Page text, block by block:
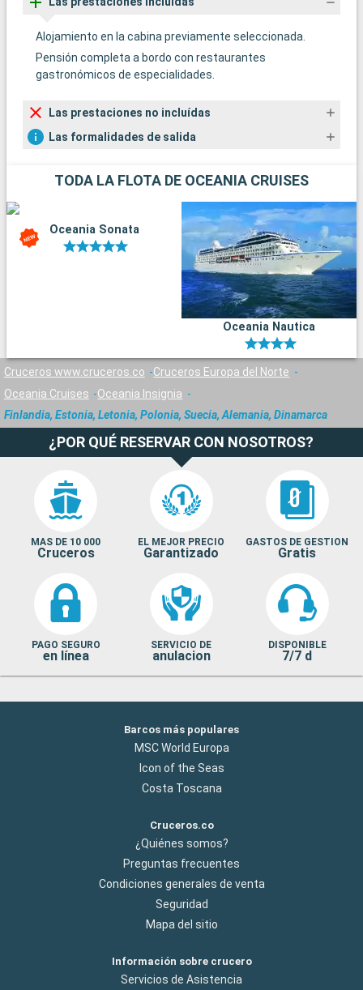
Alojamiento en la cabina previamente seleccionada.
Pensión completa a bordo con restaurantes
gastronómicos de especialidades.
Las prestaciones no incluídas
Las formalidades de salida
TODA LA FLOTA DE OCEANIA CRUISES
Oceania Sonata
Oceania Nautica
Cruceros www.cruceros.co
Cruceros Europa del Norte
Oceania Cruises
Oceania Insignia
Finlandia, Estonia, Letonia, Polonia, Suecia, Alemania, Dinamarca
¿POR QUÉ RESERVAR CON NOSOTROS?
MAS DE 10 000
Cruceros
EL MEJOR PRECIO
Garantizado
GASTOS DE GESTION
Gratis
PAGO SEGURO
en línea
SERVICIO DE
anulacion
DISPONIBLE
7/7 d
Barcos más populares
MSC World Europa
Icon of the Seas
Costa Toscana
Cruceros.co
¿Quiénes somos?
Preguntas frecuentes
Condiciones generales de venta
Seguridad
Mapa del sitio
Información sobre crucero
Servicios de Asistencia